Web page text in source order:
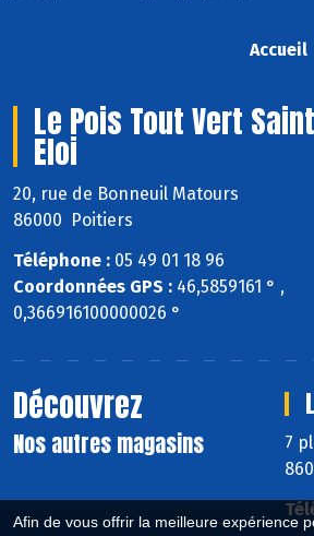
Afin de vous offrir la meilleure expérience
Accueil
Le Pois Tout Vert Saint
Eloi
20, rue de Bonneuil Matours
86000 Poitiers
Téléphone : 05 49 01 18 96
Coordonnées GPS : 46,5859161 ° ,
0,366916100000026 °
Découvrez
Nos autres magasins
7